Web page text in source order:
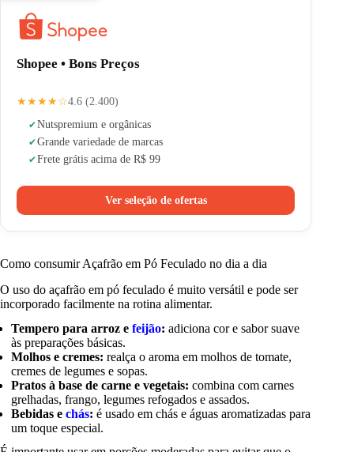
Shopee • Bons Preços
★★★★☆4.6 (2.400)
Nutspremium e orgânicas
Grande variedade de marcas
Frete grátis acima de R$ 99
Ver seleção de ofertas
Como consumir Açafrão em Pó Feculado no dia a dia
O uso do açafrão em pó feculado é muito versátil e pode ser
incorporado facilmente na rotina alimentar.
Tempero para arroz efeijão: adiciona cor e sabor suave
às preparações básicas.
Molhos e cremes: realça o aroma em molhos de tomate,
cremes de legumes e sopas.
Pratos à base de carne e vegetais: combina com carnes
grelhadas, frango, legumes refogados e assados.
Bebidas echás: é usado em chás e águas aromatizadas para
um toque especial.